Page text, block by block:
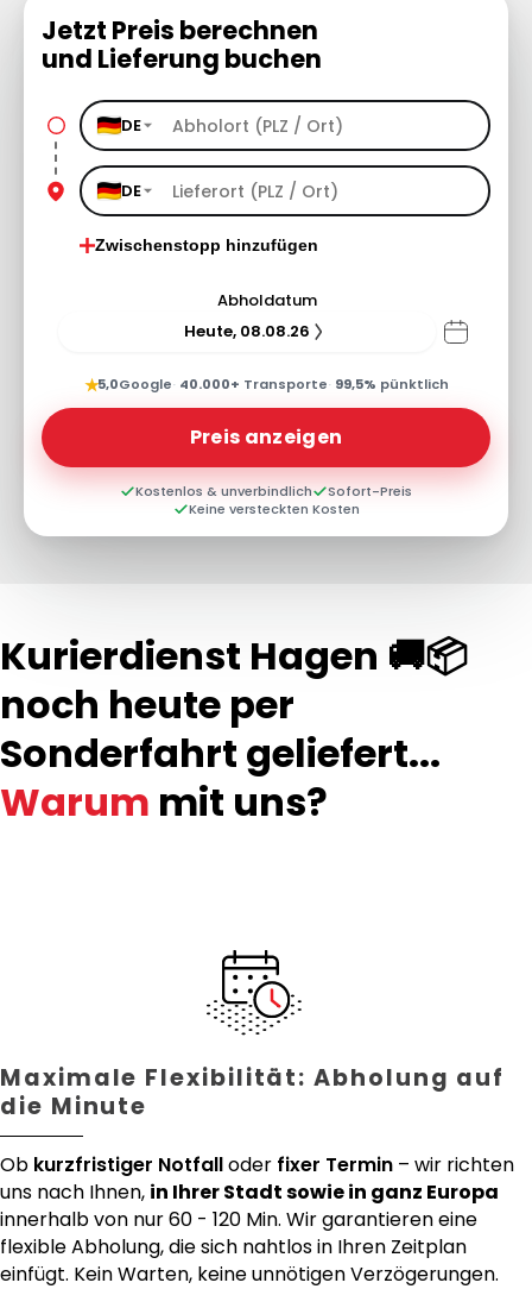
Jetzt Preis berechnen
und Lieferung buchen
DE
DE
Zwischenstopp hinzufügen
Abholdatum
Heute, 08.08.26
★5,0Google· 40.000+ Transporte· 99,5% pünktlich
Preis anzeigen
Kostenlos & unverbindlich
Sofort-Preis
Keine versteckten Kosten
Kurierdienst Hagen 🚚📦
noch heute per
Sonderfahrt geliefert...
Warum mit uns?
Maximale Flexibilität: Abholung auf
die Minute
Ob kurzfristiger Notfalloder fixer Termin – wir richten
uns nach Ihnen, in Ihrer Stadt sowie in ganz Europa
innerhalb von nur 60 - 120 Min. Wir garantieren eine
flexible Abholung, die sich nahtlos in Ihren Zeitplan
einfügt. Kein Warten, keine unnötigen Verzögerungen.